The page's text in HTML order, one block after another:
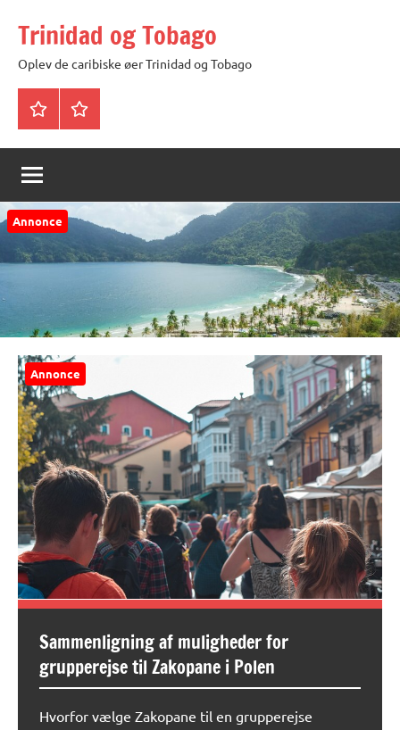
indhold
Trinidad og Tobago
Oplev de caribiske øer Trinidad og Tobago
Trinidad
og
Tobago
Privatlivspolitik
Annonce
Annonce
Sammenligning af muligheder for
grupperejse til Zakopane i Polen
Hvorfor vælge Zakopane til en grupperejse